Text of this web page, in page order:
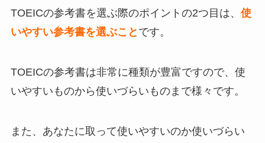
TOEICの参考書を選ぶ際のポイントの2つ目は、 使
いやすい参考書を選ぶこと です。
TOEICの参考書は非常に種類が豊富ですので、使
いやすいものから使いづらいものまで様々です。
また、あなたに取って使いやすいのか使いづらい